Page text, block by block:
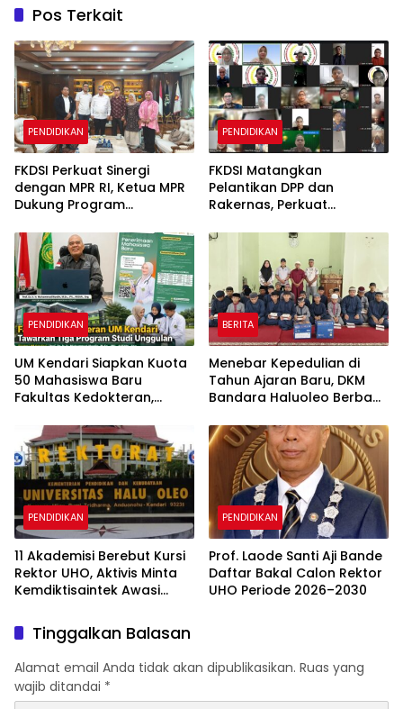
Pos Terkait
PENDIDIKAN
FKDSI Perkuat Sinergi
dengan MPR RI, Ketua MPR
Dukung Program
Kebangsaan
PENDIDIKAN
FKDSI Matangkan
Pelantikan DPP dan
Rakernas, Perkuat
Indonesia Emas 2045
PENDIDIKAN
UM Kendari Siapkan Kuota
50 Mahasiswa Baru
Fakultas Kedokteran,
Studi Unggulan
BERITA
Menebar Kepedulian di
Tahun Ajaran Baru, DKM
Bandara Haluoleo Berbagi
untuk Anak Panti
PENDIDIKAN
11 Akademisi Berebut Kursi
Rektor UHO, Aktivis Minta
Kemdiktisaintek Awasi
PENDIDIKAN
Prof. Laode Santi Aji Bande
Daftar Bakal Calon Rektor
UHO Periode 2026–2030
Tinggalkan Balasan
Alamat email Anda tidak akan dipublikasikan. Ruas yang
wajib ditandai *